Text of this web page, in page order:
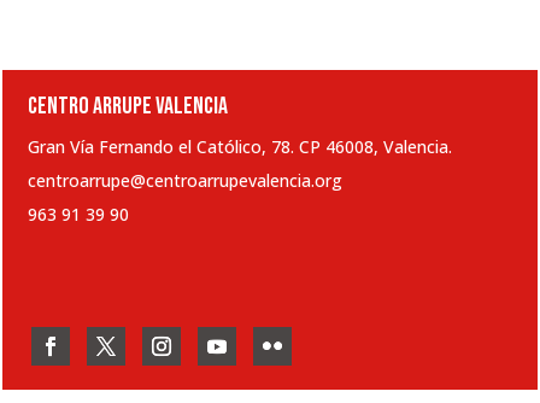
CENTRO ARRUPE VALENCIA
Gran Vía Fernando el Católico, 78. CP 46008, Valencia.
centroarrupe@centroarrupevalencia.org
963 91 39 90